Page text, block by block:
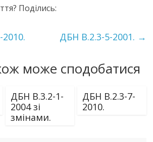
Поділись:
ДБН В.2.3-5-2001. →
може сподобатися
ДБН В.3.2-1-
2004 зі
змінами.
ДБН В.2.3-7-
2010.